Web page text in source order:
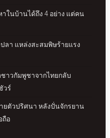
ในบ้านได้ถึง 4 อย่าง แต่คน
ลา แหล่งสะสมพิษร้ายแรง
าวกัมพูชาจากไทยกลับ
วร์
ยตัวปริศนา หลังปั่นจักรยาน
ถือ